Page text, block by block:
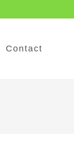
Contact